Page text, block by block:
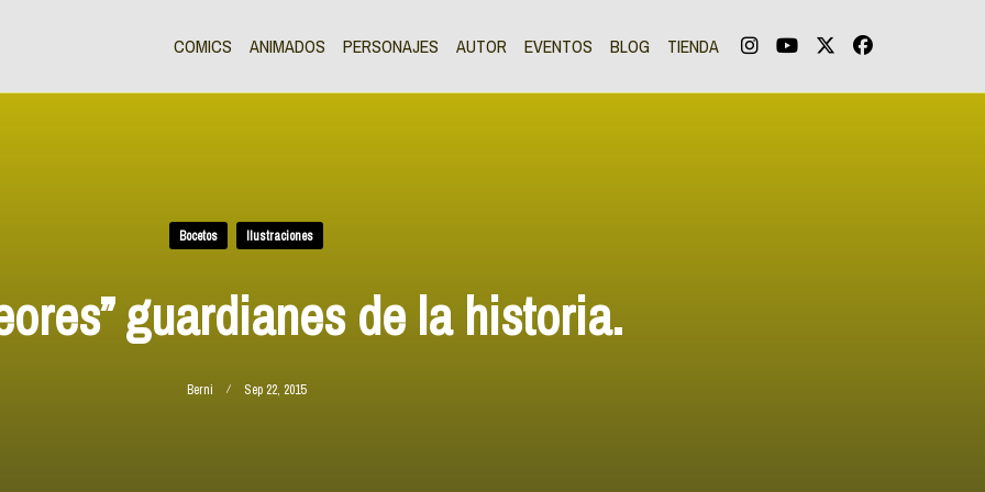
COMICS ANIMADOS PERSONAJES AUTOR EVENTOS BLOG TIENDA
Bocetos Ilustraciones
guardianes de la historia.
Berni Sep 22, 2015